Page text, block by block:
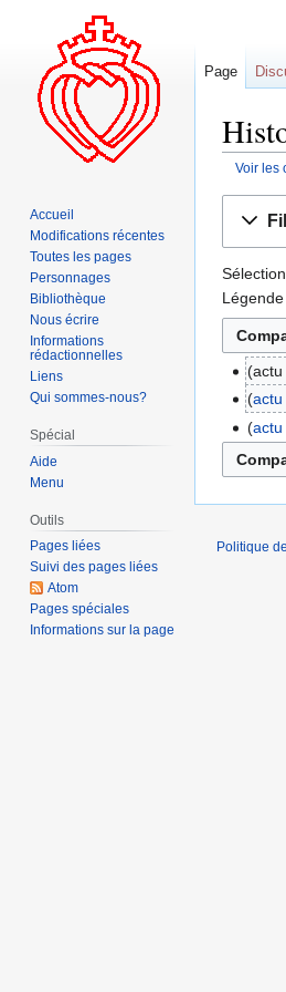
Voir les
Légende
actu
actu
actu
Page
Accueil
Modifications récentes
Toutes les pages
Personnages
Bibliothèque
Nous écrire
Informations
rédactionnelles
Liens
Qui sommes-nous?
Spécial
Aide
Menu
Outils
Pages liées
Suivi des pages liées
Atom
Pages spéciales
Informations sur la page
Politique